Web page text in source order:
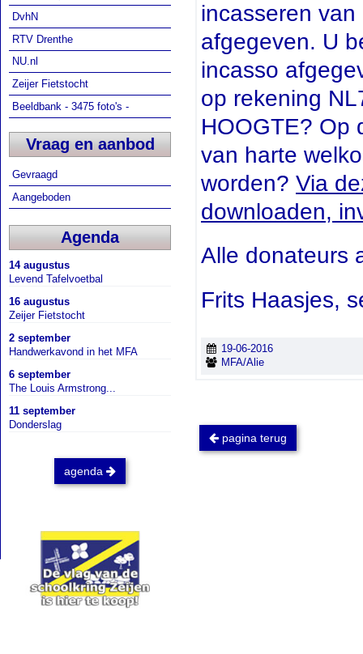
DvhN
RTV Drenthe
NU.nl
Zeijer Fietstocht
Beeldbank - 3475 foto's -
Vraag en aanbod
Gevraagd
Aangeboden
Agenda
14 augustus
Levend Tafelvoetbal
16 augustus
Zeijer Fietstocht
2 september
Handwerkavond in het MFA
6 september
The Louis Armstrong...
11 september
Donderslag
agenda
incasseren
afgegeven. U
incasso
op rekening
HOOGTE? Op
van harte
worden? Via
downloaden,
Alle donateurs
Frits Haasjes,
19-06-2016
MFA/Alie
pagina terug